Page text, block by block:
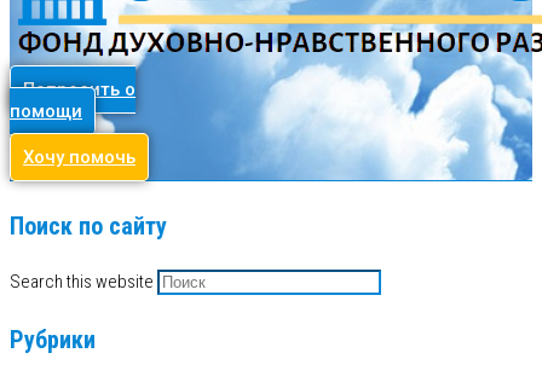
Попросить о
помощи
Хочу помочь
Поиск по сайту
Search this website
Рубрики